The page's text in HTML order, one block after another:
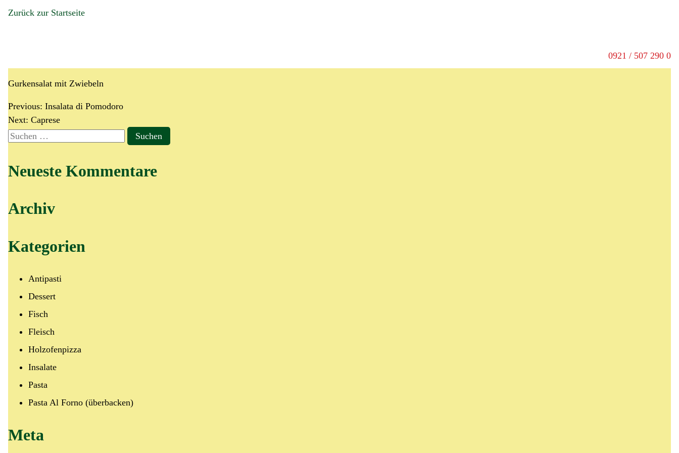
Zurück zur Startseite
0921 / 507 290 0
Gurkensalat mit Zwiebeln
Previous: Insalata di Pomodoro
Next: Caprese
Neueste Kommentare
Archiv
Kategorien
Antipasti
Dessert
Fisch
Fleisch
Holzofenpizza
Insalate
Pasta
Pasta Al Forno (überbacken)
Meta